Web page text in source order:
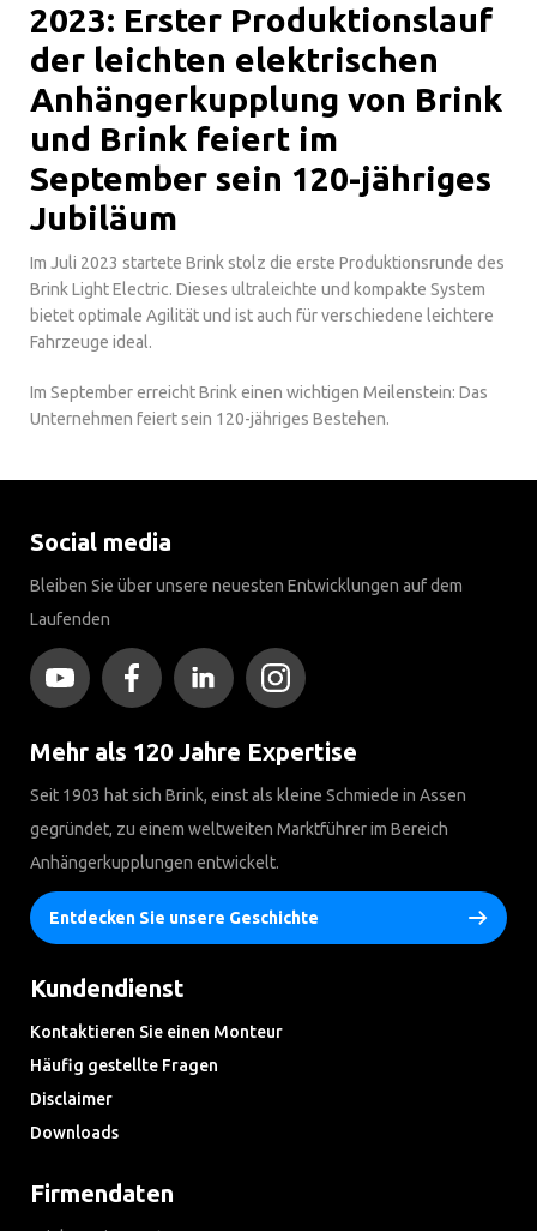
2023: Erster Produktionslauf
der leichten elektrischen
Anhängerkupplung von Brink
und Brink feiert im
September sein 120-jähriges
Jubiläum
Im Juli 2023 startete Brink stolz die erste Produktionsrunde des
Brink Light Electric. Dieses ultraleichte und kompakte System
bietet optimale Agilität und ist auch für verschiedene leichtere
Fahrzeuge ideal.
Im September erreicht Brink einen wichtigen Meilenstein: Das
Unternehmen feiert sein 120-jähriges Bestehen.
Social media
Bleiben Sie über unsere neuesten Entwicklungen auf dem
Laufenden
Mehr als 120 Jahre Expertise
Seit 1903 hat sich Brink, einst als kleine Schmiede in Assen
gegründet, zu einem weltweiten Marktführer im Bereich
Anhängerkupplungen entwickelt.
Entdecken Sie unsere Geschichte
Kundendienst
Kontaktieren Sie einen Monteur
Häufig gestellte Fragen
Disclaimer
Downloads
Firmendaten